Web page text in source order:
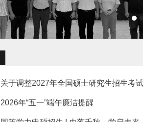
2026年“五一”端午廉洁提醒